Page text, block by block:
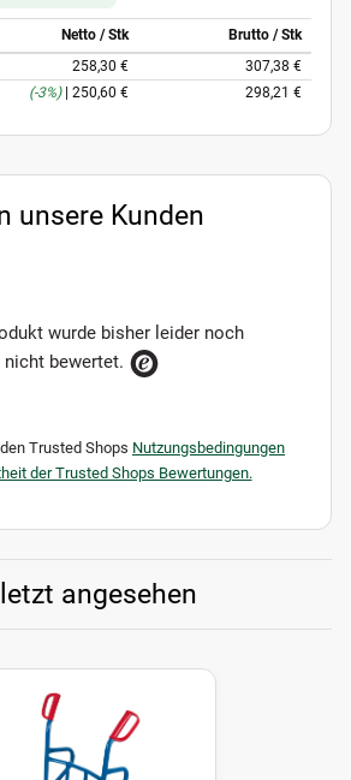
Netto / Stk
Brutto / Stk
258,30 €
307,38 €
(-3%) 250,60 € 298,21 €
unsere Kunden
wurde bisher leider noch
nicht bewertet.
Trusted Shops Nutzungsbedingungen
der Trusted Shops Bewertungen.
angesehen